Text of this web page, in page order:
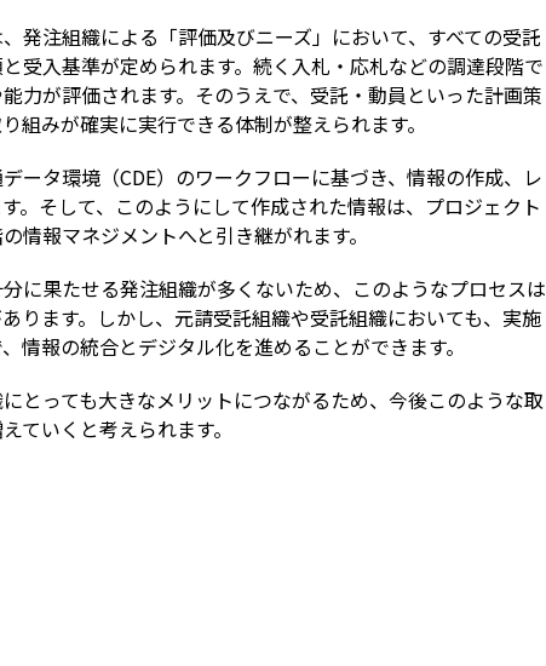
発注組織による「評価及びニーズ」において、すべての受託
受入基準が定められます。続く入札・応札などの調達段階で
力が評価されます。そのうえで、受託・動員といった計画策
組みが確実に実行できる体制が整えられます。
ータ環境（CDE）のワークフローに基づき、情報の作成、レ
。そして、このようにして作成された情報は、プロジェクト
情報マネジメントへと引き継がれます。
に果たせる発注組織が多くないため、このようなプロセスは
ります。しかし、元請受託組織や受託組織においても、実施
情報の統合とデジタル化を進めることができます。
とっても大きなメリットにつながるため、今後このような取
ていくと考えられます。